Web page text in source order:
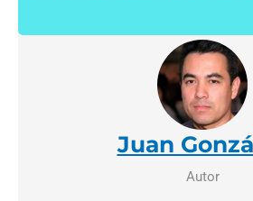
Juan
Autor